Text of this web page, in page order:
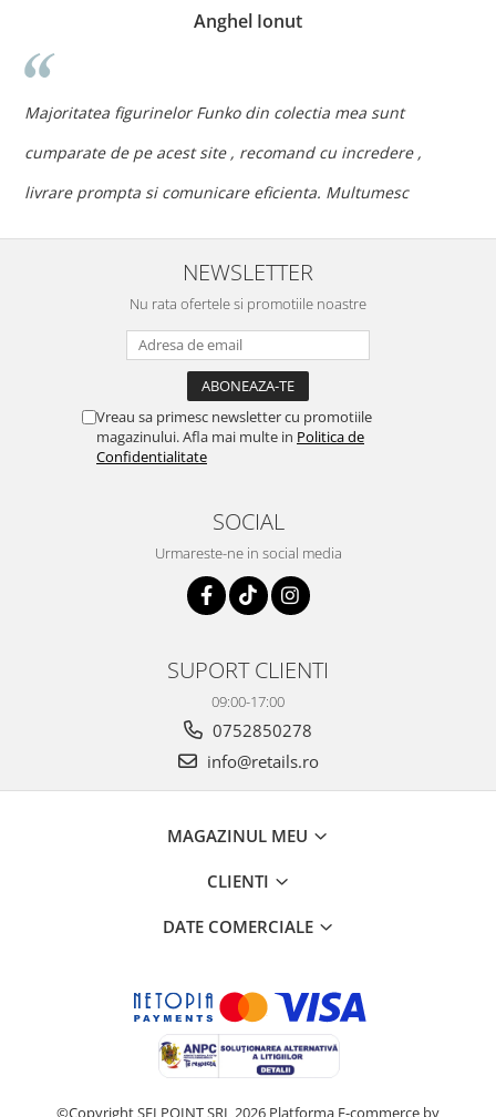
Anghel Ionut
Majoritatea figurinelor Funko din colectia mea sunt
cumparate de pe acest site , recomand cu incredere ,
livrare prompta si comunicare eficienta. Multumesc
NEWSLETTER
Nu rata ofertele si promotiile noastre
Vreau sa primesc newsletter cu promotiile
magazinului. Afla mai multe in Politica de
Confidentialitate
SOCIAL
Urmareste-ne in social media
SUPORT CLIENTI
09:00-17:00
0752850278
info@retails.ro
MAGAZINUL MEU
CLIENTI
DATE COMERCIALE
©Copyright SELPOINT SRL 2026 Platforma E-commerce by